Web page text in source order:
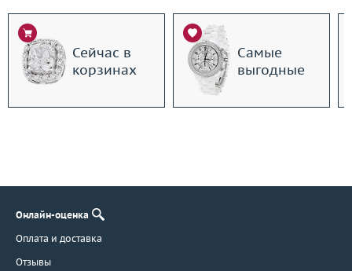
Сейчас в
корзинах
Самые
выгодные
Онлайн-оценка
Оплата и доставка
Отзывы